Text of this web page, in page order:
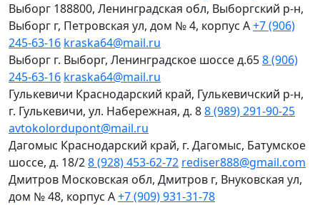
Выборг 188800, Ленинградская обл, Выборгский р-н,
Выборг г, Петровская ул, дом № 4, корпус А+7 (906)
245-63-16 kraska64@mail.ru
Выборг г. Выборг, Ленинградское шоссе д.658 (906)
245-63-16 kraska64@mail.ru
Гулькевичи Краснодарский край, Гулькевичский р-н,
г. Гулькевичи, ул. Набережная, д. 88 (989) 291-90-25
avtokolordupont@mail.ru
Дагомыс Краснодарский край, г. Дагомыс, Батумское
шоссе, д. 18/28 (928) 453-62-72 rediser888@gmail.com
Дмитров Московская обл, Дмитров г, Внуковская ул,
дом № 48, корпус А+7 (909) 931-31-78